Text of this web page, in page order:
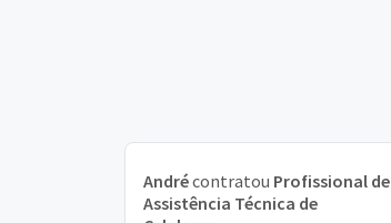
Andrécontratou Profissional de
Assistência Técnica de